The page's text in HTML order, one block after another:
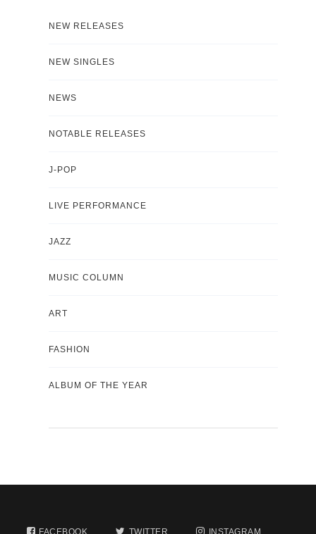
NEW RELEASES
NEW SINGLES
NEWS
NOTABLE RELEASES
J-POP
LIVE PERFORMANCE
JAZZ
MUSIC COLUMN
ART
FASHION
ALBUM OF THE YEAR
FACEBOOK TWITTER INSTAGRAM